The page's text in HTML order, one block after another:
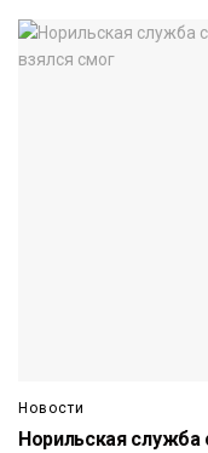
Новости
Норильская служба